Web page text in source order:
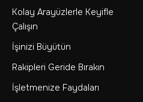
Kolay Arayüzlerle Keyifle
Çalışın
İşinizi Büyütün
Rakipleri Geride Bırakın
İşletmenize Faydaları